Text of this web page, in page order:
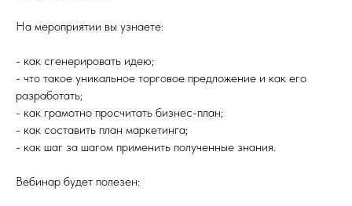
На мероприятии вы узнаете:
- как сгенерировать идею;
- что такое уникальное торговое предложение и как его
разработать;
- как грамотно просчитать бизнес-план;
- как составить план маркетинга;
- как шаг за шагом применить полученные знания.
Вебинар будет полезен: